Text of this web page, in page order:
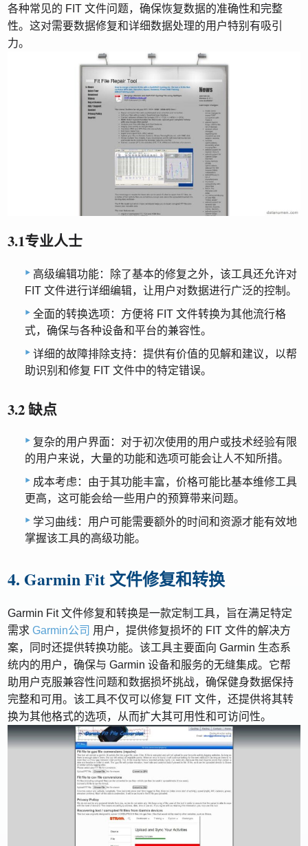
各种常见的 FIT 文件问题，确保恢复数据的准确性和完整
性。这对需要数据修复和详细数据处理的用户特别有吸引
力。
3.1专业人士
高级编辑功能：除了基本的修复之外，该工具还允许对
FIT 文件进行详细编辑，让用户对数据进行广泛的控制。
全面的转换选项：方便将 FIT 文件转换为其他流行格
式，确保与各种设备和平台的兼容性。
详细的故障排除支持：提供有价值的见解和建议，以帮
助识别和修复 FIT 文件中的特定错误。
3.2 缺点
复杂的用户界面：对于初次使用的用户或技术经验有限
的用户来说，大量的功能和选项可能会让人不知所措。
成本考虑：由于其功能丰富，价格可能比基本维修工具
更高，这可能会给一些用户的预算带来问题。
学习曲线：用户可能需要额外的时间和资源才能有效地
掌握该工具的高级功能。
4. Garmin Fit 文件修复和转换
Garmin Fit 文件修复和转换是一款定制工具，旨在满足特定
需求Garmin公司 用户，提供修复损坏的 FIT 文件的解决方
案，同时还提供转换功能。该工具主要面向 Garmin 生态系
统内的用户，确保与 Garmin 设备和服务的无缝集成。它帮
助用户克服兼容性问题和数据损坏挑战，确保健身数据保持
完整和可用。该工具不仅可以修复 FIT 文件，还提供将其转
换为其他格式的选项，从而扩大其可用性和可访问性。